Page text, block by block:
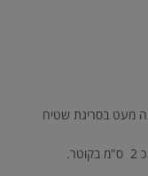
מעט בסריגת שטיח